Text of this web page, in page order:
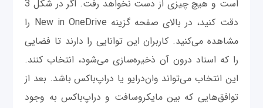
است و هیچ چیزی از دست نخواهد رفت. اگر در شکل 3
دقت کنید، در بالای صفحه گزینه New in OneDrive را
مشاهده می‌کنید. کاربران این توانایی را دارند تا فضایی
را که اسناد درون آن ذخیره‌سازی می‌شود، انتخاب کنند.
این انتخاب می‌تواند وان‌درایو یا دراپ‌باکس باشد. بعد از
توافق‌هایی که بین مایکروسافت و دراپ‌باکس به وجود